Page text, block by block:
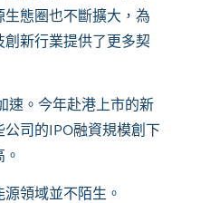
態圈也不斷擴大，為
新行業提供了更多契
速。今年赴港上市的新
司的IPO融資規模創下
領域並不陌生。